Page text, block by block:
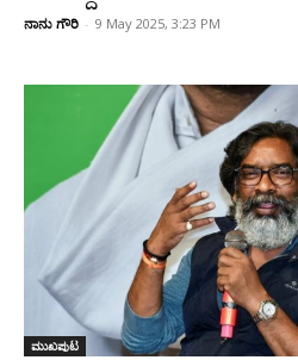
ನಾನು ಗೌರಿ - 9 May 2025, 3:23 PM
ಮುಖಪುಟ